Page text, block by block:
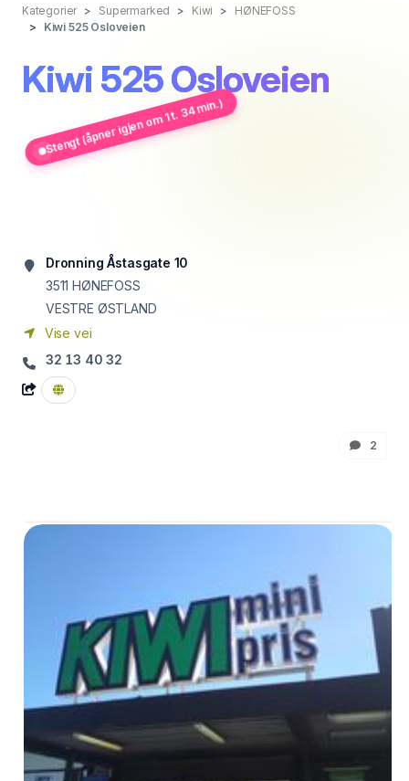
Kategorier Supermarked Kiwi
HØNEFOSS
Kiwi 525 Osloveien
Kiwi 525 Osloveien
Stengt (åpner igjen om 1 t. 34 min.)
Dronning Åstasgate 10
3511 HØNEFOSS
VESTRE ØSTLAND
Vise vei
32 13 40 32
2